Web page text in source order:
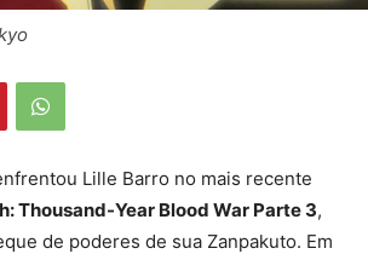
Lille Barro no mais recente
Thousand-Year Blood War Parte 3,
de poderes de sua Zanpakuto. Em